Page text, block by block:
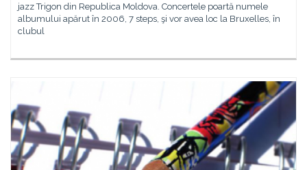
jazz Trigon din Republica Moldova. Concertele poartă numele
albumului apărut în 2006, 7 steps, şi vor avea loc la Bruxelles, în
clubul